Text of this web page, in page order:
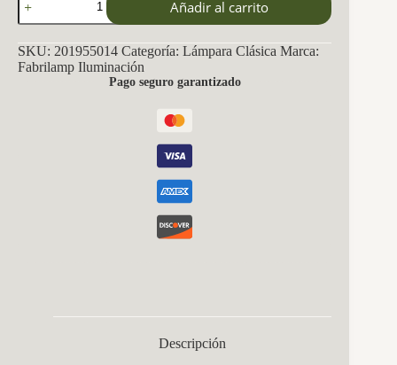
Baeza
5xe14
Cuero
Pantalla
Beis
Añadir al carrito
SKU: 201955014 Categoría: Lámpara Clásica Marca:
Fabrilamp Iluminación
Pago seguro garantizado
Descripción